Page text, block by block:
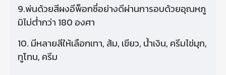
9.พ่นด้วยสีผงอีพ็อกซี่อย่างดีผ่านการอบด้วยอุณหภู
มิไม่ต่ํากว่า 180 องศา
10. มีหลายสีให้เลือกเทา, ส้ม, เขียว, น้ําเงิน, ครีมไข่มุก,
ทูโทน, ครีม